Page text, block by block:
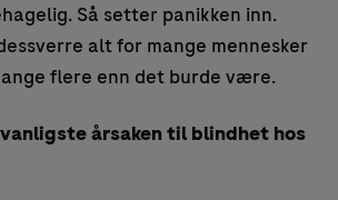
Så setter panikken inn.
alt for mange mennesker
flere enn det burde være.
årsaken til blindhet hos